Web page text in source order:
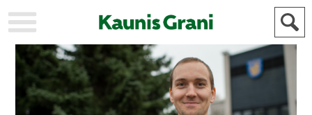
KAUPUNKI
STADEN
AJANKOHTAISTA
AKTUELLT
URHEILU
IDROTT